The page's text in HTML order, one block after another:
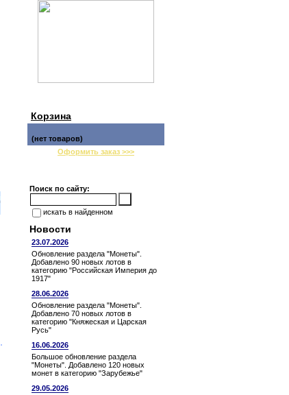
Корзина
(нет товаров)
Оформить заказ >>>
Поиск по сайту:
искать в найденном
Новости
23.07.2026
Обновление раздела "Монеты".
Добавлено 90 новых лотов в
категорию "Российская Империя до
1917"
28.06.2026
Обновление раздела "Монеты".
Добавлено 70 новых лотов в
категорию "Княжеская и Царская
Русь"
16.06.2026
Большое обновление раздела
"Монеты". Добавлено 120 новых
монет в категорию "Зарубежье"
29.05.2026